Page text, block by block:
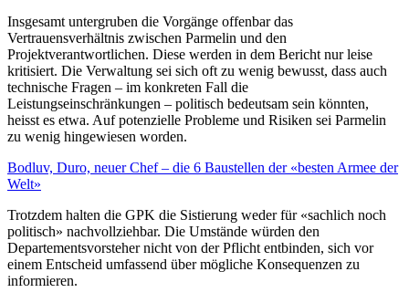
Insgesamt untergruben die Vorgänge offenbar das
Vertrauensverhältnis zwischen Parmelin und den
Projektverantwortlichen. Diese werden in dem Bericht nur leise
kritisiert. Die Verwaltung sei sich oft zu wenig bewusst, dass auch
technische Fragen – im konkreten Fall die
Leistungseinschränkungen – politisch bedeutsam sein könnten,
heisst es etwa. Auf potenzielle Probleme und Risiken sei Parmelin
zu wenig hingewiesen worden.
Bodluv, Duro, neuer Chef – die 6 Baustellen der «besten Armee der
Welt»
Trotzdem halten die GPK die Sistierung weder für «sachlich noch
politisch» nachvollziehbar. Die Umstände würden den
Departementsvorsteher nicht von der Pflicht entbinden, sich vor
einem Entscheid umfassend über mögliche Konsequenzen zu
informieren.